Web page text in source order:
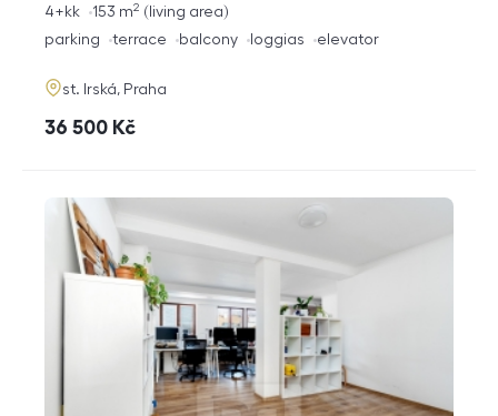
rozměry
4+kk living area
153 m2
funkce
parking terrace balcony loggias elevator
adresa
st. Irská, Praha
cena
36 500 Kč